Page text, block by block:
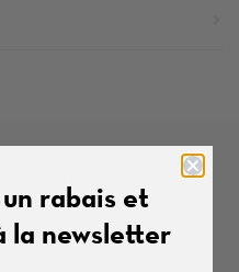
cette série
rabais et
la newsletter